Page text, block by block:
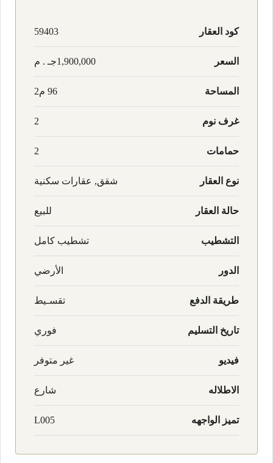
كود العقار 59403
السعر 1,900,000جـ . م
المساحة 96 م2
غرف نوم 2
حمامات 2
نوع العقار شقق, عقارات سكنية
حالة العقار للبيع
التشطيب تشطيب كامل
الدور الأرضي
طريقة الدفع تقسـيط
تاريخ التسليم فوري
فيديو غير متوفر
الاطلاله شارع
تميز الواجهه L005